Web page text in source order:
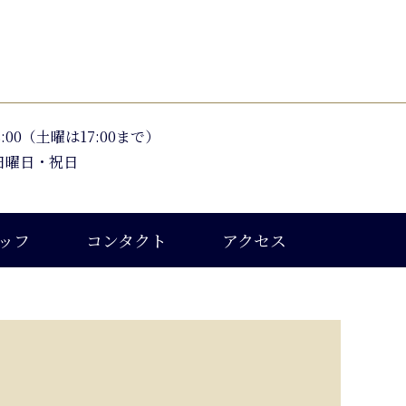
フ コンタクト アクセス
（土曜は17:00まで）
日・祝日